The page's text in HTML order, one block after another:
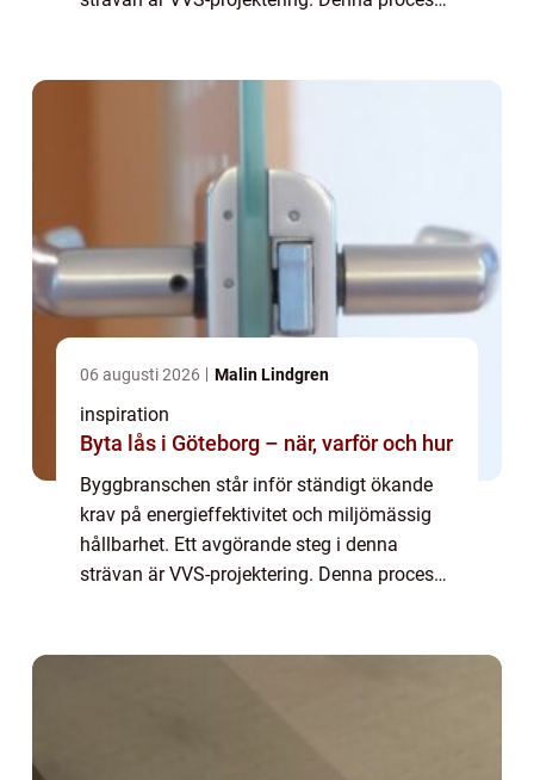
06 augusti 2026 Malin Lindgren
inspiration
Byta lås i Göteborg – när, varför och hur
Byggbranschen står inför ständigt ökande
krav på energieffektivitet och miljömässig
hållbarhet. Ett avgörande steg i denna
strävan är VVS-projektering. Denna process